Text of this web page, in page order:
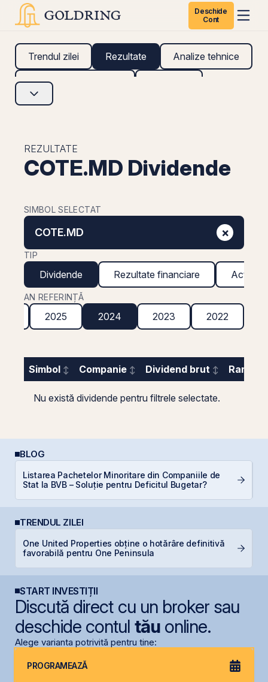
Deschide
Cont
Trendul zilei Rezultate Analize tehnice
Analize fundamentale
REZULTATE
COTE.MD Dividende
SIMBOL SELECTAT
COTE.MD ×
TIP
Dividende Rezultate financiare Acțiuni
AN REFERINȚĂ
2025 2024 2023 2022
Simbol Companie Dividend brut
Nu există dividende pentru filtrele selectate.
BLOG
Listarea Pachetelor Minoritare din Companiile de
Stat la BVB – Soluție pentru Deficitul Bugetar?
TRENDUL ZILEI
One United Properties obține o hotărâre definitivă
favorabilă pentru One Peninsula
START INVESTIȚII
Discută direct cu un broker sau
deschide contul tăuonline.
Alege varianta potrivită pentru tine:
PROGRAMEAZĂ